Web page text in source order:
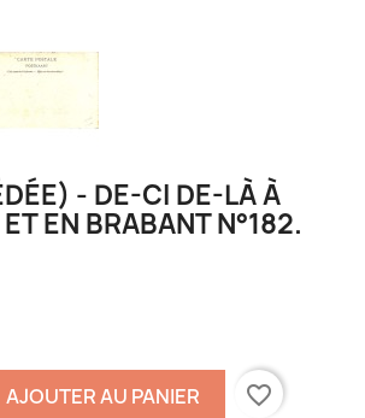
- DE-CI DE-LÀ À
EN BRABANT N°182.
AJOUTER AU PANIER favorite_border